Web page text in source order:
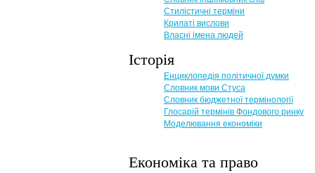
Стилістичні терміни
Крилаті вислови
Власні імена людей
Історія
Енциклопедія політичної думки
Словник мови Стуса
Словник бюджетної термінології
Глосарій термінів Фондового ринку
Моделювання економіки
Економіка та право